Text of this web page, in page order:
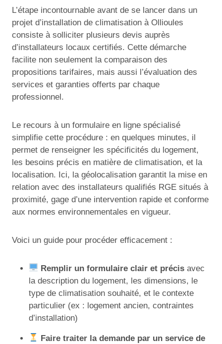
L’étape incontournable avant de se lancer dans un
projet d’installation de climatisation à Ollioules
consiste à solliciter plusieurs devis auprès
d’installateurs locaux certifiés. Cette démarche
facilite non seulement la comparaison des
propositions tarifaires, mais aussi l’évaluation des
services et garanties offerts par chaque
professionnel.
Le recours à un formulaire en ligne spécialisé
simplifie cette procédure : en quelques minutes, il
permet de renseigner les spécificités du logement,
les besoins précis en matière de climatisation, et la
localisation. Ici, la géolocalisation garantit la mise en
relation avec des installateurs qualifiés RGE situés à
proximité, gage d’une intervention rapide et conforme
aux normes environnementales en vigueur.
Voici un guide pour procéder efficacement :
Remplir un formulaire clair et précis avec
la description du logement, les dimensions, le
type de climatisation souhaité, et le contexte
particulier (ex : logement ancien, contraintes
d’installation)
Faire traiter la demande par un service de